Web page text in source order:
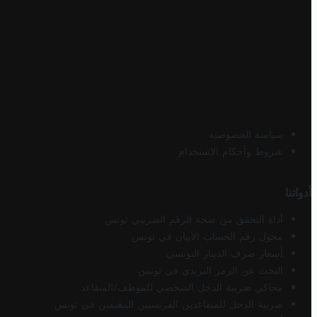
سياسة الخصوصية
شروط وأحكام الاستخدام
أدواتنا
أداة التحقق من صحة الرقم الضريبي تونس
محول رقم الحساب الآيبان في تونس
أسعار صرف الدينار التونسي
البحث عن الرمز البريدي في تونس
محاكي ضريبة الدخل الشخصي للموظف/المتقاعد
ضريبة الدخل للمتقاعدين الفرنسيين المقيمين في تونس